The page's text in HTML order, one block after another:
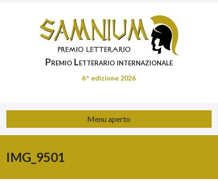
Premio Letterario internazionale
6^ edizione 2026
Menu aperto
IMG_9501